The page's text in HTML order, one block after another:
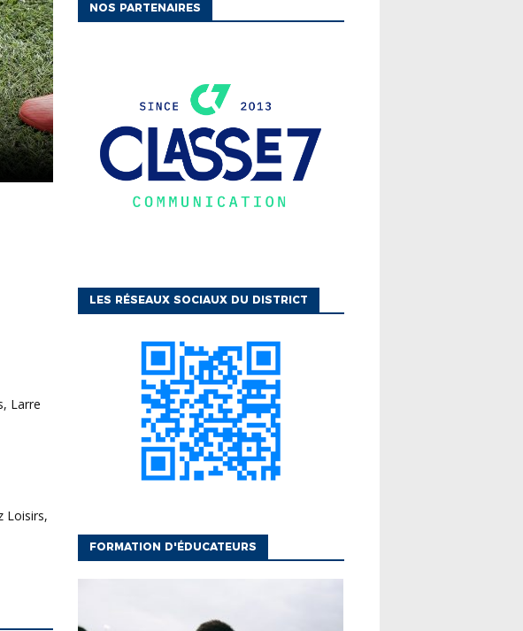
NOS PARTENAIRES
LES RÉSEAUX SOCIAUX DU DISTRICT
FORMATION D'ÉDUCATEURS